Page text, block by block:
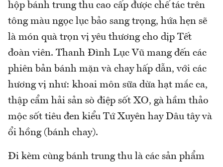
hộp bánh trung thu cao cấp được chế tác trên
tông màu ngọc lục bảo sang trọng, hứa hẹn sẽ
là món quà trọn vị yêu thương cho dịp Tết
đoàn viên. Thanh Đình Lục Vũ mang đến các
phiên bản bánh mặn và chay hấp dẫn, với các
hương vị như: khoai môn sữa dừa hạt mắc ca,
thập cẩm hải sản sò điệp sốt XO, gà hầm thảo
mộc sốt tiêu đen kiểu Tứ Xuyên hay Dâu tây và
ổi hồng (bánh chay).
Đi kèm cùng bánh trung thu là các sản phẩm